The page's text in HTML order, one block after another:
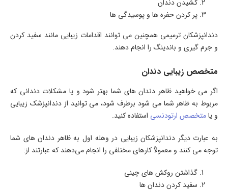
کشیدن دندان
پر کردن حفره ها و پوسیدگی ها
دندانپزشکان ترمیمی همچنین می توانند اقدامات زیبایی مانند سفید کردن
و جرم گیری و باندینگ را انجام دهند.
متخصص زیبایی دندان
اگر می خواهید ظاهر دندان های شما بهتر شود و یا مشکلات دندانی که
مربوط به ظاهر شما می شود برطرف شود، می توانید از دندانپزشک زیبایی
و یامتخصص ارتودنسی استفاده کنید.
به عبارت دیگر دندانپزشکان زیبایی در وهله اول به ظاهر دندان های شما
توجه می کنند و معمولاً کارهای مختلفی را انجام می‌دهند که عبارتند از:
گذاشتن روکش های چینی
سفید کردن دندان ها